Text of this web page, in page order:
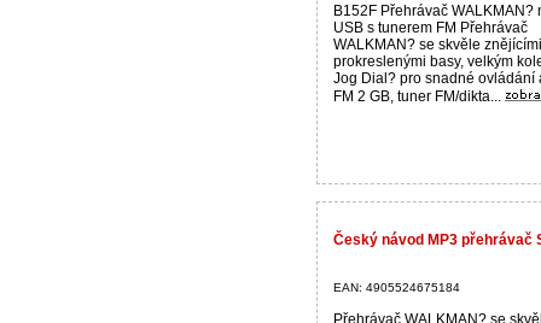
B152F Přehrávač WALKMAN?
USB s tunerem FM Přehrávač
WALKMAN? se skvěle znějícími
prokreslenými basy, velkým
Jog Dial? pro snadné ovládání
FM 2 GB, tuner FM/dikta...
Český návod MP3 přehrávač
EAN: 4905524675184
Přehrávač WALKMAN? se